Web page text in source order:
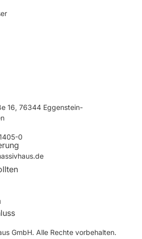
16, 76344 Eggenstein-
0
GmbH. Alle Rechte vorbehalten.